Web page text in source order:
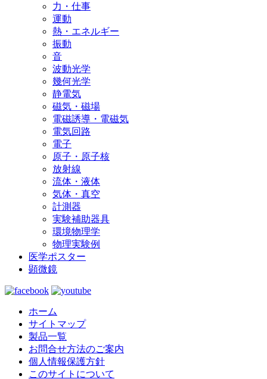
力・仕事
運動
熱・エネルギー
振動
音
波動光学
幾何光学
静電気
磁気・磁場
電磁誘導・電磁気
電気回路
電子
原子・原子核
放射線
流体・液体
気体・真空
計測器
実験補助器具
環境物理学
物理実験例
医学ポスター
顕微鏡
ホーム
サイトマップ
製品一覧
お問合せ方法のご案内
個人情報保護方針
このサイトについて